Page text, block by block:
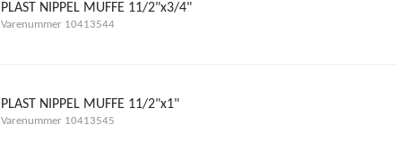
PLAST NIPPEL MUFFE 11/2"x3/4"
Varenummer 10413544
PLAST NIPPEL MUFFE 11/2"x1"
Varenummer 10413545